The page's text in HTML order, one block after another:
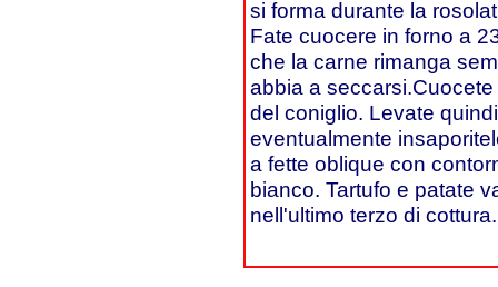
si forma durante la
Fate cuocere in forno a
che la carne rimanga
abbia a
del coniglio. Levate
eventualmente
a fette oblique con
bianco. Tartufo e patate
nell'ultimo terzo di cottura.